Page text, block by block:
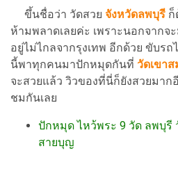
ขึ้นชื่อว่า วัดสวย จังหวัดลพบุรี ก็
ห้ามพลาดเลยค่ะ เพราะนอกจากจ
อยู่ไม่ไกลจากรุงเทพ อีกด้วย ขับรถ
นี้พาทุกคนมาปักหมุดกันที่ วัดเขา
จะสวยแล้ว วิวของที่นี่ก็ยังสวยมาก
ชมกันเลย
ปักหมุด ไหว้พระ 9 วัด ลพบุรี
สายบุญ